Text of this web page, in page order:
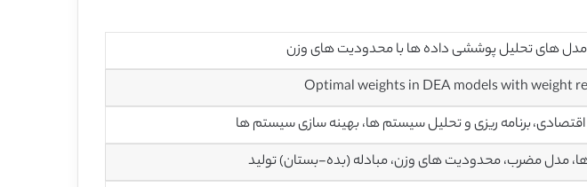
مدل های تحلیل پوششی داده ها با محدودیت های وزن
Optimal weights in DEA models with weight
برنامه ریزی و تحلیل سیستم ها، بهینه سازی سیستم ها
مدل مضرب، محدودیت های وزن، مبادله (بده-بستان) تولید